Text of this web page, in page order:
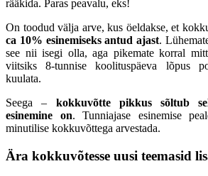
rääkida. Paras peavalu, eks!
On toodud välja arve, kus öeldakse, et
ca 10% esinemiseks antud ajast.
see nii isegi olla, aga pikemate korral
viitsiks 8-tunnise koolituspäeva lõpus
kuulata.
Seega – kokkuvõtte pikkus sõltub
esinemine on. Tunniajase esinemise
minutilise kokkuvõttega arvestada.
Ära kokkuvõtesse uusi teemasid